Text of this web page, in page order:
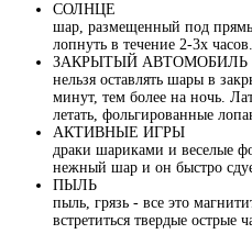
СОЛНЦЕ
шар, размещенный под
лопнуть в течение 2-3х часов.
ЗАКРЫТЫЙ АВТОМОБИЛЬ
нельзя оставлять шары в
минут, тем более на ночь.
летать, фольгированные
АКТИВНЫЕ ИГРЫ
драки шариками и веселые
нежный шар и он быстро
ПЫЛЬ
пыль, грязь - все это
встретиться твердые острые